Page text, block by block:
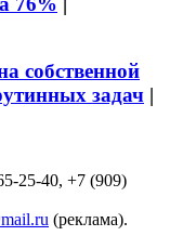
собственной
задач |
25-40, +7 (909)
(реклама).